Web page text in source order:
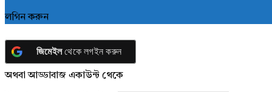
লগিন করুন
জিমেইলথেকে লগইন করুন
অথবা আড্ডাবাজ একাউন্ট থেকে